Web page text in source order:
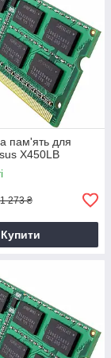
пам'ять для
X450LB
1 273 ₴
Купити